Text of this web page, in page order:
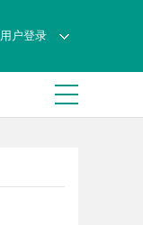
用户登录